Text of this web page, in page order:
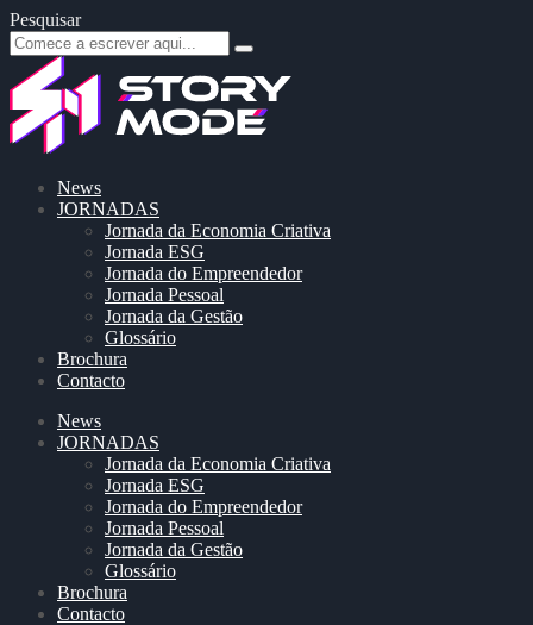
Pesquisar
News
JORNADAS
Jornada da Economia Criativa
Jornada ESG
Jornada do Empreendedor
Jornada Pessoal
Jornada da Gestão
Glossário
Brochura
Contacto
News
JORNADAS
Jornada da Economia Criativa
Jornada ESG
Jornada do Empreendedor
Jornada Pessoal
Jornada da Gestão
Glossário
Brochura
Contacto